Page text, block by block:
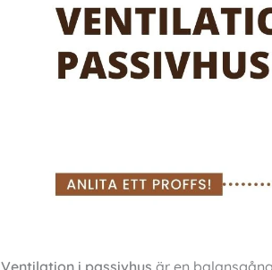
Ventilation i passivhus är en